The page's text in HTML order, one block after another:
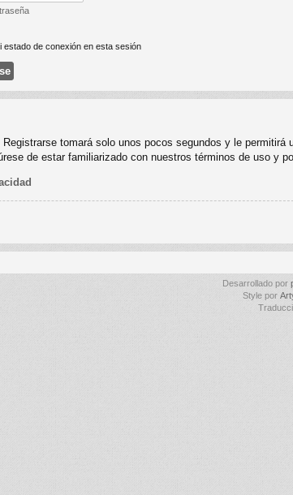
estado de conexión en esta sesión
tomará solo unos pocos segundos y le
de estar familiarizado con nuestros términos de uso y
Desarrollado por
Style por